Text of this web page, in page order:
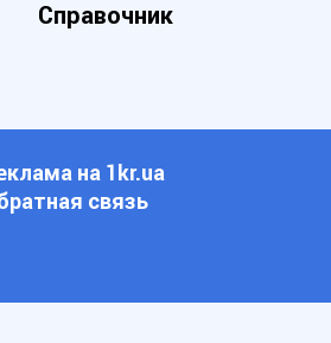
Справочник
на 1kr.ua
связь